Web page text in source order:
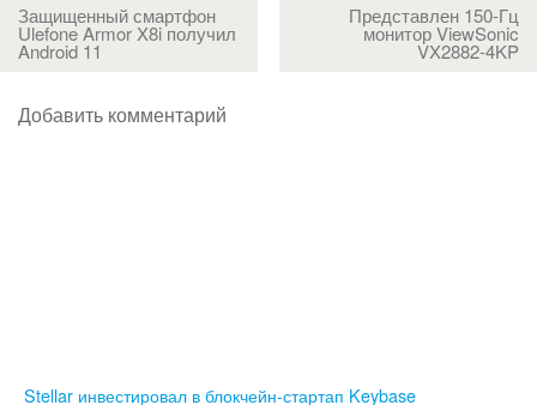
Представлен 150-Гц
монитор ViewSonic
VX2882-4KP
Защищенный смартфон
Ulefone Armor X8i получил
Android 11
Добавить комментарий
Stellar инвестировал в блокчейн-стартап Keybase